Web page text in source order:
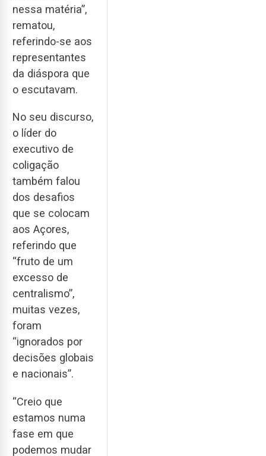
nessa matéria”,
rematou,
referindo-se aos
representantes
da diáspora que
o escutavam.
No seu discurso,
o líder do
executivo de
coligação
também falou
dos desafios
que se colocam
aos Açores,
referindo que
“fruto de um
excesso de
centralismo”,
muitas vezes,
foram
“ignorados por
decisões globais
e nacionais”.
“Creio que
estamos numa
fase em que
podemos mudar